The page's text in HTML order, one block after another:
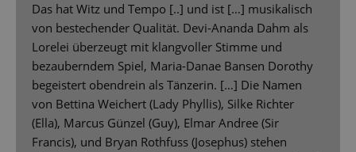
Das hat Witz und Tempo [..] und ist […] musikalisch
von bestechender Qualität. Devi-Ananda Dahm als
Lorelei überzeugt mit klangvoller Stimme und
bezauberndem Spiel, Maria-Danae Bansen Dorothy
begeistert obendrein als Tänzerin. […] Die Namen
von Bettina Weichert (Lady Phyllis), Silke Richter
(Ella), Marcus Günzel (Guy), Elmar Andree (Sir
Francis), und Bryan Rothfuss (Josephus) stehen